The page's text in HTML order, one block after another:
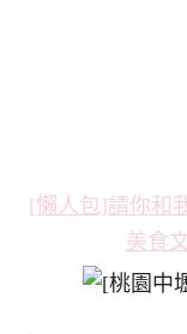
[懶人包]請你和
美食